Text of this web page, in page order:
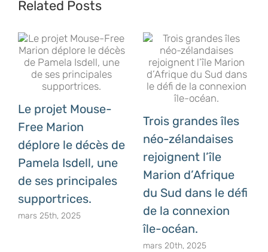
oiseaux
marins
chez
BirdLife
du
Sud.
Related Posts
Le projet Mouse-
Free Marion
déplore le décès de
Pamela Isdell, une
de ses principales
supportrices.
mars 25th, 2025
Trois grandes îles
néo-zélandaises
rejoignent l’île
Marion d’Afrique
du Sud dans le défi
de la connexion
île-océan.
mars 20th, 2025